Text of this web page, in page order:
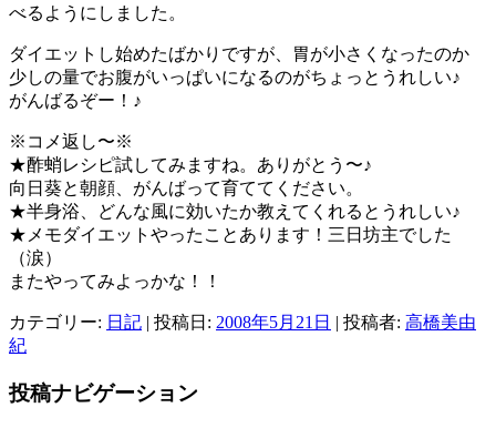
べるようにしました。
ダイエットし始めたばかりですが、胃が小さくなったのか
少しの量でお腹がいっぱいになるのがちょっとうれしい♪
がんばるぞー！♪
※コメ返し〜※
★酢蛸レシピ試してみますね。ありがとう〜♪
向日葵と朝顔、がんばって育ててください。
★半身浴、どんな風に効いたか教えてくれるとうれしい♪
★メモダイエットやったことあります！三日坊主でした
（涙）
またやってみよっかな！！
カテゴリー: 日記 | 投稿日: 2008年5月21日 | 投稿者: 高橋美由
紀
投稿ナビゲーション